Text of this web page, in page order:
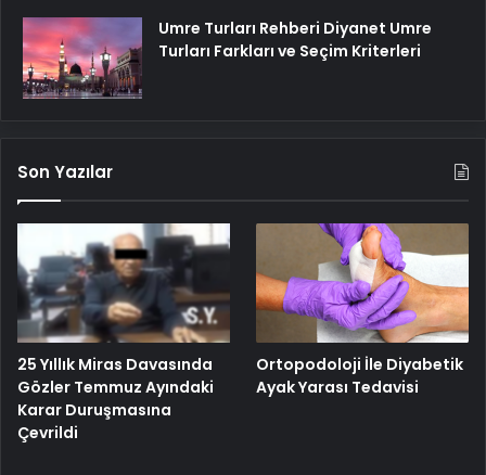
Umre Turları Rehberi Diyanet Umre
Turları Farkları ve Seçim Kriterleri
Son Yazılar
25 Yıllık Miras Davasında
Gözler Temmuz Ayındaki
Karar Duruşmasına
Çevrildi
Ortopodoloji İle Diyabetik
Ayak Yarası Tedavisi